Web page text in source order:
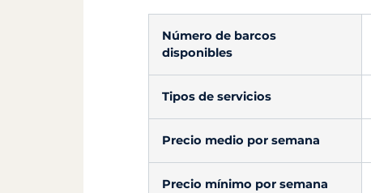
Número de barcos
disponibles
Tipos de servicios
Precio medio por semana
Precio mínimo por semana